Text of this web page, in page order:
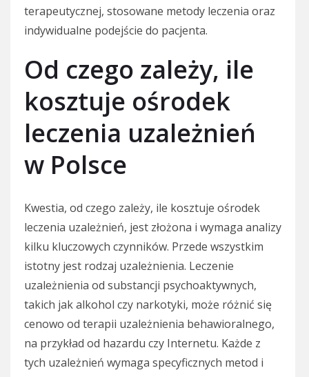
terapeutycznej, stosowane metody leczenia oraz
indywidualne podejście do pacjenta.
Od czego zależy, ile
kosztuje ośrodek
leczenia uzależnień
w Polsce
Kwestia, od czego zależy, ile kosztuje ośrodek
leczenia uzależnień, jest złożona i wymaga analizy
kilku kluczowych czynników. Przede wszystkim
istotny jest rodzaj uzależnienia. Leczenie
uzależnienia od substancji psychoaktywnych,
takich jak alkohol czy narkotyki, może różnić się
cenowo od terapii uzależnienia behawioralnego,
na przykład od hazardu czy Internetu. Każde z
tych uzależnień wymaga specyficznych metod i